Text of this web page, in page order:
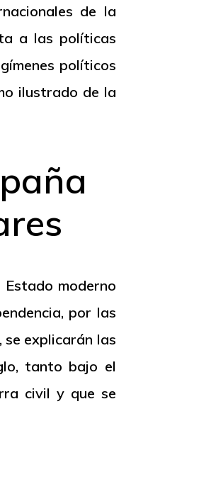
de la
a las políticas
políticos
ilustrado de la
moderno
por las
explicarán las
tanto bajo el
civil y que se